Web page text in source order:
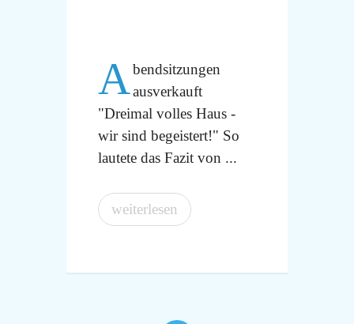
Abendsitzungen
ausverkauft
"Dreimal volles Haus -
wir sind begeistert!" So
lautete das Fazit von ...
weiterlesen